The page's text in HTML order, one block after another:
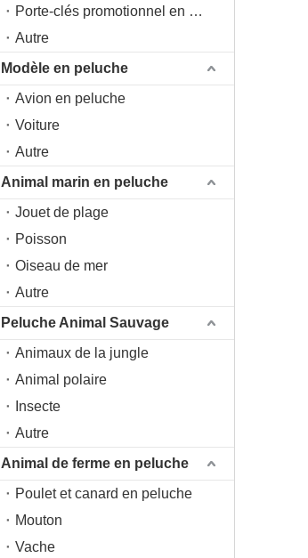
Porte-clés promotionnel en peluche
Autre
Modèle en peluche
Avion en peluche
Voiture
Autre
Animal marin en peluche
Jouet de plage
Poisson
Oiseau de mer
Autre
Peluche Animal Sauvage
Animaux de la jungle
Animal polaire
Insecte
Autre
Animal de ferme en peluche
Poulet et canard en peluche
Mouton
Vache